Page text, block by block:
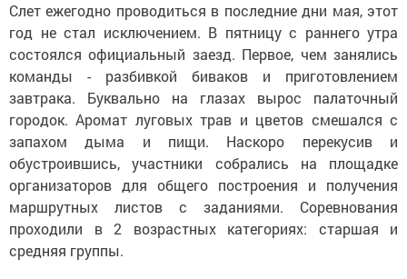
Слет ежегодно проводиться в последние дни мая, этот
год не стал исключением. В пятницу с раннего утра
состоялся официальный заезд. Первое, чем занялись
команды - разбивкой биваков и приготовлением
завтрака. Буквально на глазах вырос палаточный
городок. Аромат луговых трав и цветов смешался с
запахом дыма и пищи. Наскоро перекусив и
обустроившись, участники собрались на площадке
организаторов для общего построения и получения
маршрутных листов с заданиями. Соревнования
проходили в 2 возрастных категориях: старшая и
средняя группы.